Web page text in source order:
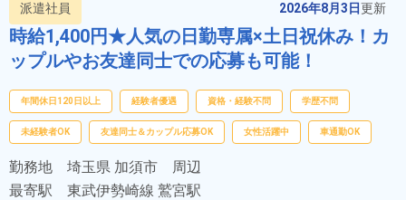
派遣社員 2026年8月3日更新
時給1,400円★人気の日勤専属×土日祝休み！カ
ップルやお友達同士での応募も可能！
年間休日120日以上 経験者優遇 資格・経験不問 学歴不問
未経験者OK 友達同士＆カップル応募OK 女性活躍中 車通勤OK
勤務地 埼玉県 加須市 周辺
最寄駅 東武伊勢崎線 鷲宮駅